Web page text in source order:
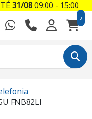
0
FNB82LI
31/0809:00 - 15:00